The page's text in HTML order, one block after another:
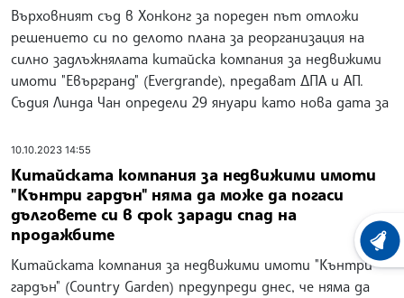
Върховният съд в Хонконг за пореден път отложи
решението си по делото плана за реорганизация на
силно задлъжнялата китайска компания за недвижими
имоти "Евъргранд" (Evergrande), предават ДПА и АП.
Съдия Линда Чан определи 29 януари като нова дата за
10.10.2023 14:55
Китайската компания за недвижими имоти
"Кънтри гардън" няма да може да погаси
дълговете си в срок заради спад на
продажбите
Китайската компания за недвижими имоти "Кънтри
гардън" (Country Garden) предупреди днес, че няма да